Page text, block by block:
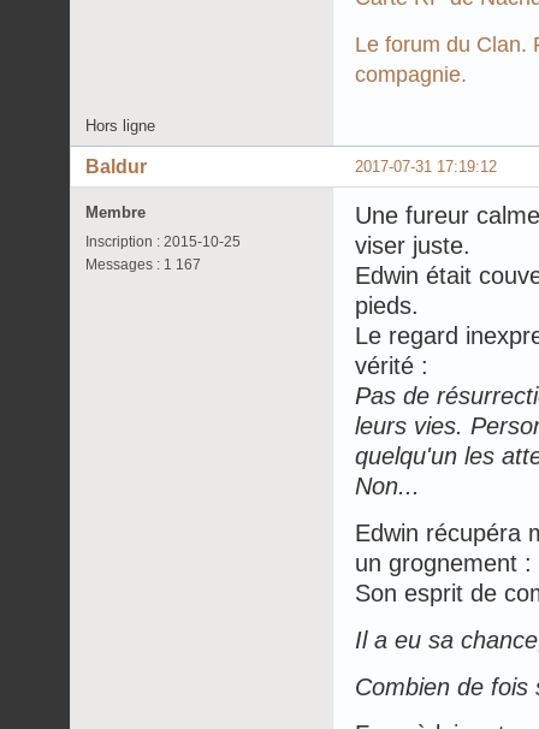
Le forum du Clan.
compagnie.
Hors ligne
2017-07-31 17:19:12
Baldur
Membre
Inscription : 2015-10-25
Messages : 1 167
Une fureur
viser juste.
Edwin était
pieds.
Le regard
vérité :
Pas de
leurs vies.
quelqu'un les
Non...
Edwin récupéra
un grognement
Son esprit de
Il a eu sa
Combien de fois